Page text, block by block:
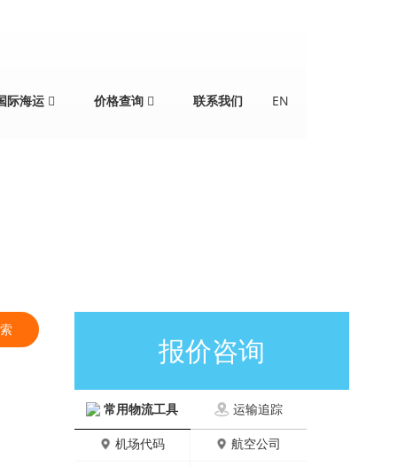
际海运 价格查询 联系我们 EN
报价咨询
专员在线
常用物流工具 运输追踪
机场代码
航空公司